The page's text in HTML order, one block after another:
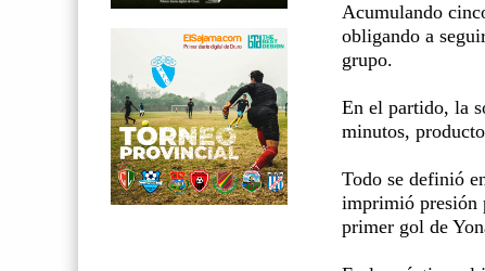
Acumulando
obligando a
grupo.
En el partido, la
minutos,
Todo se definió
imprimió presión
primer gol de